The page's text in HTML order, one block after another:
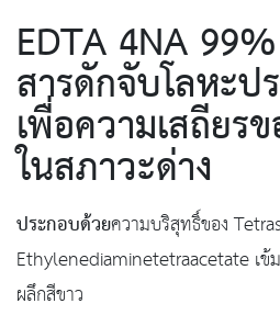
EDTA 4NA
สารดักจับโลหะ
เพื่อความเสถีย
ในสภาวะด่าง
ประกอบด้วยความบริสุทธิ์ของ
Ethylenediaminetetraacetate เข้
ผลึกสีขาว